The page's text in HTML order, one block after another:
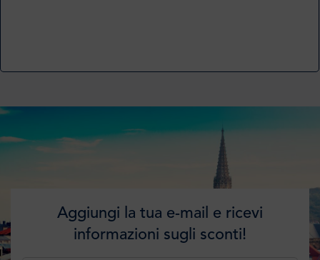
Aggiungi la tua e-mail e ricevi
informazioni sugli sconti!